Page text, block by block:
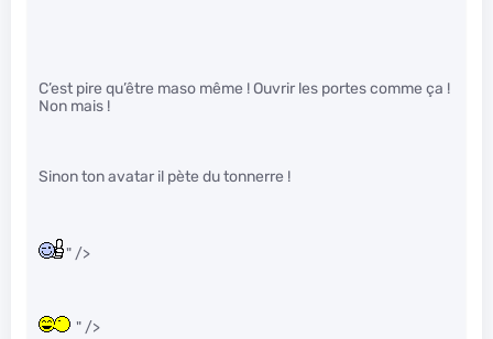
C’est pire qu’être maso même ! Ouvrir les portes comme ça !
Non mais !
Sinon ton avatar il pète du tonnerre !
" />
" />